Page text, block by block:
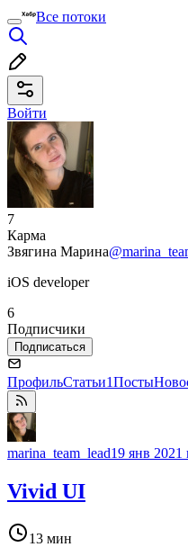
Все потоки
Войти
7
Карма
Звягина Марина
iOS developer
6
Подписчики
Подписаться
ПрофильСтатьи1Посты
marina_team_lead19 янв 2021
Vivid UI
13 мин